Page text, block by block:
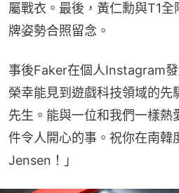
屬戰衣。最後，黃仁勳與T1
牌姿勢合照留念。
事後Faker在個人Instagram
榮幸能見到遊戲科技領域的
先生。能與一位和我們一樣熱
件令人開心的事。祝你在南韓
Jensen！」